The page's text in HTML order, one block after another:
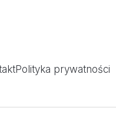
Polityka prywatności